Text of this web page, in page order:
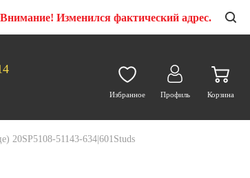
Внимание! Изменился фактический адрес.
Избранное Профиль Корзина
20SP5108-51143-634|601Studs